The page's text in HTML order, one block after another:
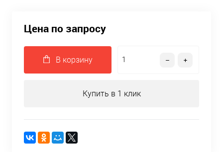
Цена по запросу
В корзину
Купить в 1 клик